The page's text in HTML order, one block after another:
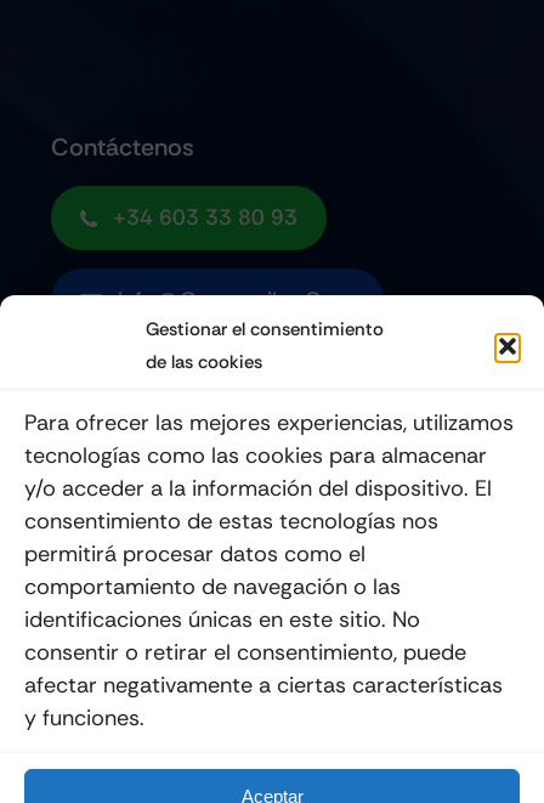
Gestionar el consentimiento
de las cookies
Para ofrecer las mejores experiencias, utilizamos
tecnologías como las cookies para almacenar
y/o acceder a la información del dispositivo. El
consentimiento de estas tecnologías nos
permitirá procesar datos como el
comportamiento de navegación o las
identificaciones únicas en este sitio. No
consentir o retirar el consentimiento, puede
afectar negativamente a ciertas características
y funciones.
Aceptar
Contáctenos
+34 603 33 80 93
Info@quemoviles.com
Enviar
Todos Los Derechos Reservados